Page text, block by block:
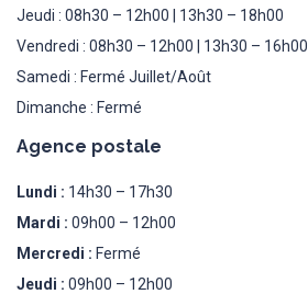
Jeudi : 08h30 – 12h00 | 13h30 – 18h00
Vendredi : 08h30 – 12h00 | 13h30 – 16h00
Samedi : Fermé Juillet/Août
Dimanche : Fermé
Agence postale
Lundi : 14h30 – 17h30
Mardi : 09h00 – 12h00
Mercredi : Fermé
Jeudi : 09h00 – 12h00